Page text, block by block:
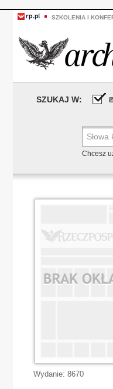
SZKOLENIA I
SZUKAJ W:
Chcesz
Wydanie: 8670